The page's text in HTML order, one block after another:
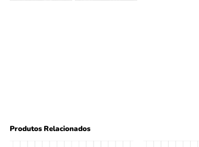
Produtos Relacionados